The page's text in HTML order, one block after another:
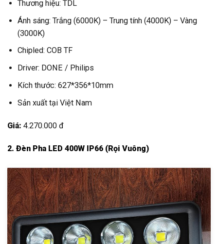
Thương hiệu: TDL
Ánh sáng: Trắng (6000K) – Trung tính (4000K) – Vàng
(3000K)
Chipled: COB TF
Driver: DONE / Philips
Kích thước: 627*356*10mm
Sản xuất tại Việt Nam
Giá: 4.270.000 đ
2. Đèn Pha LED 400W IP66 (Rọi Vuông)